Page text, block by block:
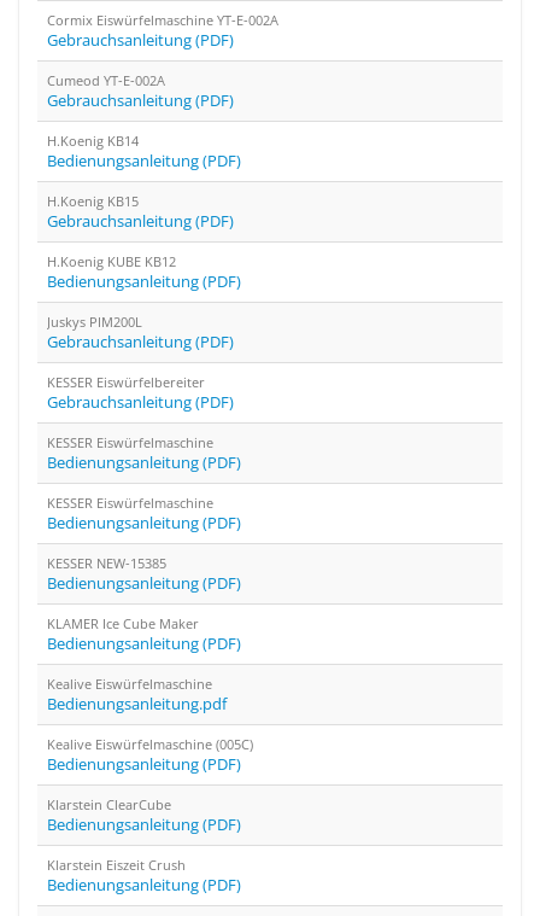
Cormix Eiswürfelmaschine YT-E-002A
Gebrauchsanleitung (PDF)
Cumeod YT-E-002A
Gebrauchsanleitung (PDF)
H.Koenig KB14
Bedienungsanleitung (PDF)
H.Koenig KB15
Gebrauchsanleitung (PDF)
H.Koenig KUBE KB12
Bedienungsanleitung (PDF)
Juskys PIM200L
Gebrauchsanleitung (PDF)
KESSER Eiswürfelbereiter
Gebrauchsanleitung (PDF)
KESSER Eiswürfelmaschine
Bedienungsanleitung (PDF)
KESSER Eiswürfelmaschine
Bedienungsanleitung (PDF)
KESSER NEW-15385
Bedienungsanleitung (PDF)
KLAMER Ice Cube Maker
Bedienungsanleitung (PDF)
Kealive Eiswürfelmaschine
Bedienungsanleitung.pdf
Kealive Eiswürfelmaschine ‎(005C)
Bedienungsanleitung (PDF)
Klarstein ClearCube
Bedienungsanleitung (PDF)
Klarstein Eiszeit Crush
Bedienungsanleitung (PDF)